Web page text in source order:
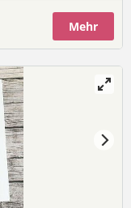
Geldschein/Karten
Mehr